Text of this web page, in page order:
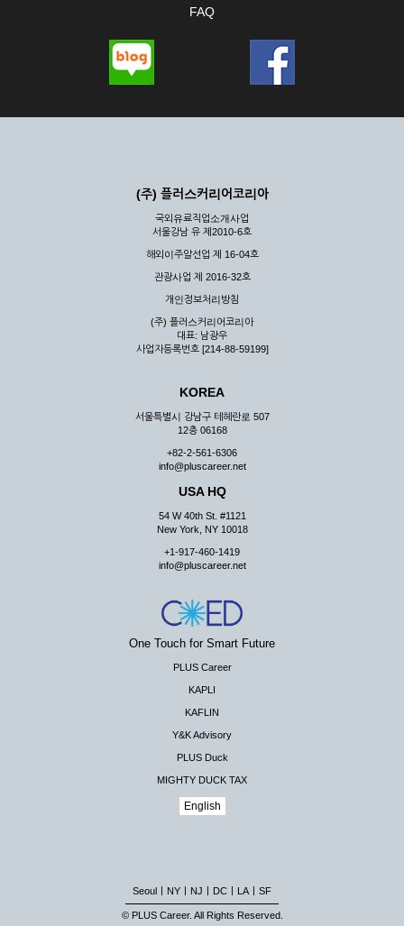
FAQ
(주) 플러스커리어코리아
국외유료직업소개사업
서울강남 유 제2010-6호
해외이주알선업 제 16-04호
관광사업 제 2016-32호
개인정보처리방침
(주) 플러스커리어코리아
대표: 남광우
사업자등록번호 [214-88-59199]
KOREA
서울특별시 강남구 테헤란로 507
12층 06168
+82-2-561-6306
info@pluscareer.net
USA HQ
54 W 40th St. #1121
New York, NY 10018
+1-917-460-1419
info@pluscareer.net
One Touch for Smart Future
PLUS Career
KAPLI
KAFLIN
Y&K Advisory
PLUS Duck
MIGHTY DUCK TAX
English
Seoul NY NJ DC LA SF
© PLUS Career. All Rights Reserved.